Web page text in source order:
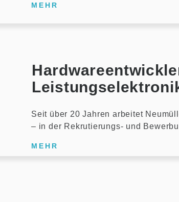
MEHR
Seit über 20 Jahren arbeitet
– in der Rekrutierungs- und
MEHR